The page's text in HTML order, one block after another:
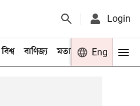
Login
বিশ্ব বাণিজ্য মতামত খেলা
Eng